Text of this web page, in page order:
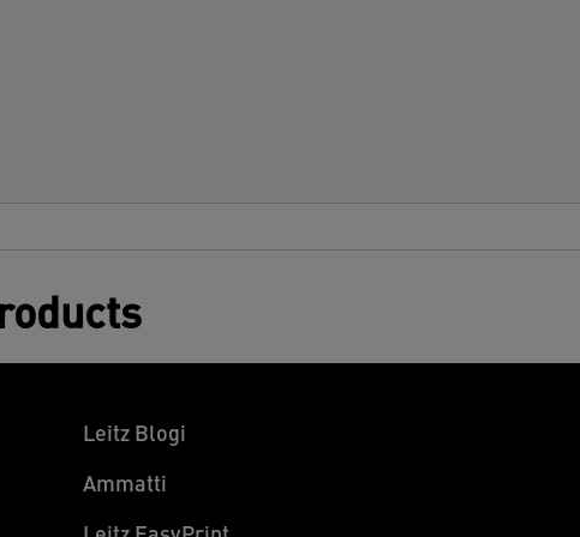
Leitz Blogi
Ammatti